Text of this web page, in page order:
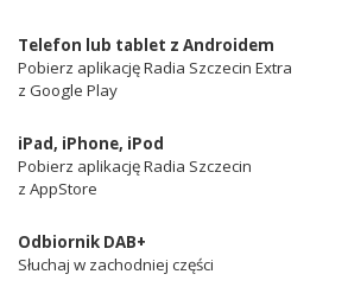
Telefon lub tablet z Androidem
Pobierz aplikację Radia Szczecin Extra
z Google Play
iPad, iPhone, iPod
Pobierz aplikację Radia Szczecin
z AppStore
Odbiornik DAB+
Słuchaj w zachodniej części